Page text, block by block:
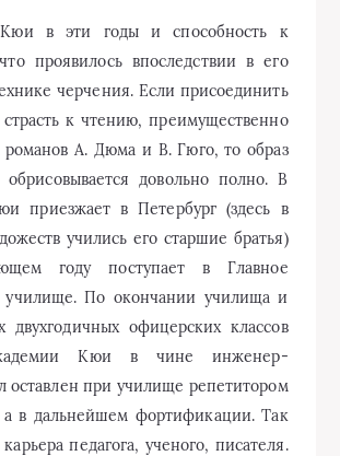
в эти годы и способность к
проявилось впоследствии в его
черчения. Если присоединить
к чтению, преимущественно
романов А. Дюма и В. Гюго, то образ
довольно полно. В
приезжает в Петербург (здесь в
учились его старшие братья)
году поступает в Главное
училище. По окончании училища и
двухгодичных офицерских классов
Кюи в чине инженер-
оставлен при училище репетитором
а в дальнейшем фортификации. Так
педагога, ученого, писателя.